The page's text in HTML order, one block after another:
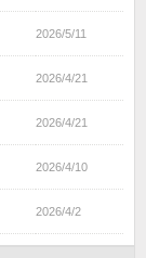
2026/5/11
2026/4/21
2026/4/21
2026/4/10
2026/4/2